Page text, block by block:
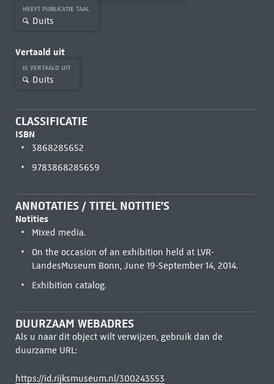
HEEFT PUBLICATIE TAAL
Duits
Vertaald uit
IS VERTAALD UIT
Duits
CLASSIFICATIE
ISBN
3868285652
9783868285659
ANNOTATIES / TITEL NOTITIE'S
Notities
Mixed media.
On the occasion of an exhibition held at LVR-
LandesMuseum Bonn, June 19-September 14, 2014.
Exhibition catalog.
DUURZAAM WEBADRES
Als u naar dit object wilt verwijzen, gebruik dan de
duurzame URL:
https://id.rijksmuseum.nl/300243553